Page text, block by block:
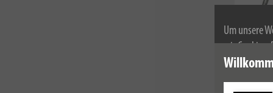
Um unsere
wir Cookies.
Weitere
1218900